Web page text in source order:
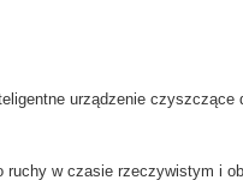
urządzenie czyszczące
ruchy w czasie rzeczywistym i